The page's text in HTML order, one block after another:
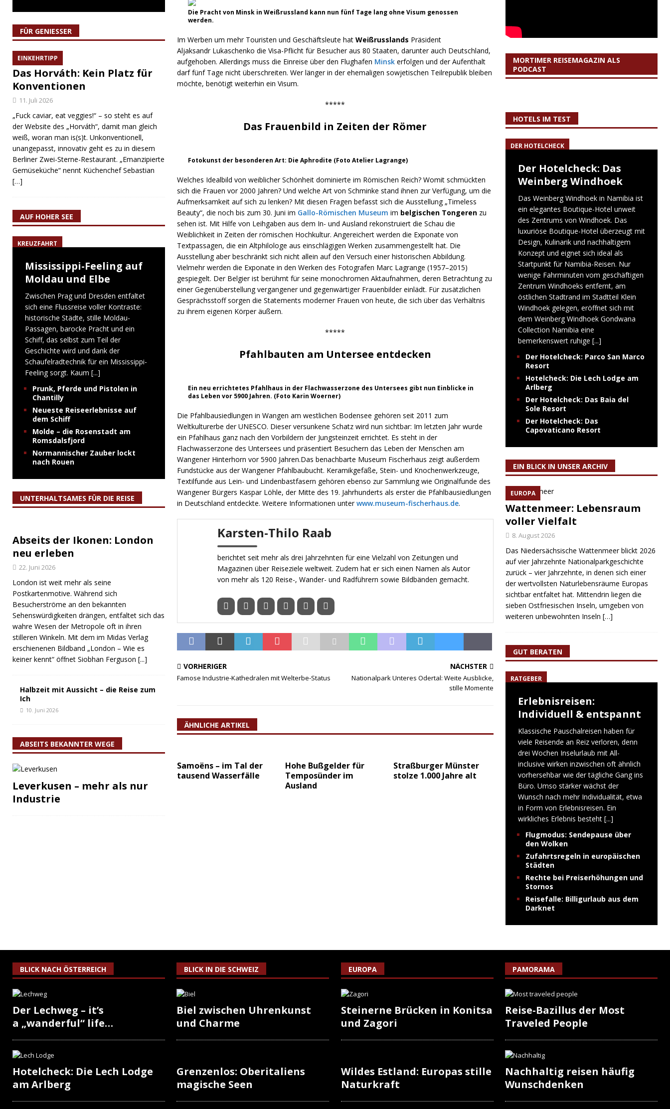
Die Pracht von Minsk in Weißrussland kann nun fünf Tage lang ohne Visum genossen
werden.
Im Werben um mehr Touristen und Geschäftsleute hat Weißrusslands Präsident
Aljaksandr Lukaschenko die Visa-Pflicht für Besucher aus 80 Staaten, darunter auch Deutschland,
aufgehoben. Allerdings muss die Einreise über den Flughafen Minskerfolgen und der Aufenthalt
darf fünf Tage nicht überschreiten. Wer länger in der ehemaligen sowjetischen Teilrepublik bleiben
möchte, benötigt weiterhin ein Visum.
*****
Das Frauenbild in Zeiten der Römer
Fotokunst der besonderen Art: Die Aphrodite (Foto Atelier Lagrange)
Welches Idealbild von weiblicher Schönheit dominierte im Römischen Reich? Womit schmückten
sich die Frauen vor 2000 Jahren? Und welche Art von Schminke stand ihnen zur Verfügung, um die
Aufmerksamkeit auf sich zu lenken? Mit diesen Fragen befasst sich die Ausstellung „Timeless
Beauty“, die noch bis zum 30. Juni im Gallo-Römischen Museum im belgischen Tongerenzu
sehen ist. Mit Hilfe von Leihgaben aus dem In- und Ausland rekonstruiert die Schau die
Weiblichkeit in Zeiten der römischen Hochkultur. Angereichert werden die Exponate von
Textpassagen, die ein Altphilologe aus einschlägigen Werken zusammengestellt hat. Die
Ausstellung aber beschränkt sich nicht allein auf den Versuch einer historischen Abbildung.
Vielmehr werden die Exponate in den Werken des Fotografen Marc Lagrange (1957–2015)
gespiegelt. Der Belgier ist berühmt für seine monochromen Aktaufnahmen, deren Betrachtung zu
einer Gegenüberstellung vergangener und gegenwärtiger Frauenbilder einlädt. Für zusätzlichen
Gesprächsstoff sorgen die Statements moderner Frauen von heute, die sich über das Verhältnis
zu ihrem eigenen Körper äußern.
*****
Pfahlbauten am Untersee entdecken
Ein neu errichtetes Pfahlhaus in der Flachwasserzone des Untersees gibt nun Einblicke in
das Leben vor 5900 Jahren. (Foto Karin Woerner)
Die Pfahlbausiedlungen in Wangen am westlichen Bodensee gehören seit 2011 zum
Weltkulturerbe derUNESCO. Dieser versunkene Schatz wird nun sichtbar: Im letzten Jahr wurde
ein Pfahlhaus ganz nach den Vorbildern der Jungsteinzeit errichtet. Es steht in der
Flachwasserzone des Untersees und präsentiert Besuchern das Leben der Menschen am
Wangener Hinterhorn vor 5900 Jahren.Das benachbarte Museum Fischerhaus zeigt außerdem
Fundstücke aus der Wangener Pfahlbaubucht. Keramikgefäße, Stein- und Knochenwerkzeuge,
Textilfunde aus Lein- und Lindenbastfasern gehören ebenso zur Sammlung wie Originalfunde des
Wangener Bürgers Kaspar Löhle, der Mitte des 19. Jahrhunderts als erster die Pfahlbausiedlungen
in Deutschland entdeckte. Weitere Informationen unterwww.museum-fischerhaus.de.
Karsten-Thilo Raab
berichtet seit mehr als drei Jahrzehnten für eine Vielzahl von Zeitungen und
Magazinen über Reiseziele weltweit. Zudem hat er sich einen Namen als Autor
von mehr als 120 Reise-, Wander- und Radführern sowie Bildbänden gemacht.
VORHERIGER
Famose Industrie-Kathedralen mit Welterbe-Status
NÄCHSTER
Nationalpark Unteres Odertal: Weite Ausblicke,
stille Momente
ÄHNLICHE ARTIKEL
Samoëns – im Tal der
tausend Wasserfälle
Hohe Bußgelder für
Temposünder im
Ausland
Straßburger Münster
stolze 1.000 Jahre alt
FÜR GENIESSER
EINKEHRTIPP
Das Horváth: Kein Platz für
Konventionen
11. Juli 2026
„Fuck caviar, eat veggies!“ – so steht es auf
der Website des „Horváth“, damit man gleich
weiß, woran man is(s)t. Unkonventionell,
unangepasst, innovativ geht es zu in diesem
Berliner Zwei-Sterne-Restaurant. „Emanzipierte
Gemüseküche“ nennt Küchenchef Sebastian
[…]
AUF HOHER SEE
KREUZFAHRT
Mississippi-Feeling auf
Moldau und Elbe
Zwischen Prag und Dresden entfaltet
sich eine Flussreise voller Kontraste:
historische Städte, stille Moldau-
Passagen, barocke Pracht und ein
Schiff, das selbst zum Teil der
Geschichte wird und dank der
Schaufelradtechnik für ein Mississippi-
Feeling sorgt. Kaum [...]
Prunk, Pferde und Pistolen in
Chantilly
Neueste Reiseerlebnisse auf
dem Schiff
Molde – die Rosenstadt am
Romsdalsfjord
Normannischer Zauber lockt
nach Rouen
UNTERHALTSAMES FÜR DIE REISE
Abseits der Ikonen: London
neu erleben
22. Juni 2026
London ist weit mehr als seine
Postkartenmotive. Während sich
Besucherströme an den bekannten
Sehenswürdigkeiten drängen, entfaltet sich das
wahre Wesen der Metropole oft in ihren
stilleren Winkeln. Mit dem im Midas Verlag
erschienenen Bildband „London – Wie es
keiner kennt“ öffnet Siobhan Ferguson [...]
Halbzeit mit Aussicht – die Reise zum
Ich
10. Juni 2026
ABSEITS BEKANNTER WEGE
Leverkusen – mehr als nur
Industrie
MORTIMER REISEMAGAZIN ALS
PODCAST
HOTELS IM TEST
DER HOTELCHECK
Der Hotelcheck: Das
Weinberg Windhoek
Das Weinberg Windhoek in Namibia ist
ein elegantes Boutique-Hotel unweit
des Zentrums von Windhoek. Das
luxuriöse Boutique-Hotel überzeugt mit
Design, Kulinarik und nachhaltigem
Konzept und eignet sich ideal als
Startpunkt für Namibia-Reisen. Nur
wenige Fahrminuten vom geschäftigen
Zentrum Windhoeks entfernt, am
östlichen Stadtrand im Stadtteil Klein
Windhoek gelegen, eröffnet sich mit
dem Weinberg Windhoek Gondwana
Collection Namibia eine
bemerkenswert ruhige [...]
Der Hotelcheck: Parco San Marco
Resort
Hotelcheck: Die Lech Lodge am
Arlberg
Der Hotelcheck: Das Baia del
Sole Resort
Der Hotelcheck: Das
Capovaticano Resort
EIN BLICK IN UNSER ARCHIV
EUROPA
Wattenmeer: Lebensraum
voller Vielfalt
8. August 2026
Das Niedersächsische Wattenmeer blickt 2026
auf vier Jahrzehnte Nationalparkgeschichte
zurück – vier Jahrzehnte, in denen sich einer
der wertvollsten Naturlebensräume Europas
sichtbar entfaltet hat. Mittendrin liegen die
sieben Ostfriesischen Inseln, umgeben von
weiteren unbewohnten Inseln […]
GUT BERATEN
RATGEBER
Erlebnisreisen:
Individuell & entspannt
Klassische Pauschalreisen haben für
viele Reisende an Reiz verloren, denn
drei Wochen Inselurlaub mit All-
inclusive wirken inzwischen oft ähnlich
vorhersehbar wie der tägliche Gang ins
Büro. Umso stärker wächst der
Wunsch nach mehr Individualität, etwa
in Form von Erlebnisreisen. Ein
wirkliches Erlebnis besteht [...]
Flugmodus: Sendepause über
den Wolken
Zufahrtsregeln in europäischen
Städten
Rechte bei Preiserhöhungen und
Stornos
Reisefalle: Billigurlaub aus dem
Darknet
BLICK NACH ÖSTERREICH
Der Lechweg – it’s
a „wanderful“ life…
Hotelcheck: Die Lech Lodge
am Arlberg
BLICK IN DIE SCHWEIZ
Biel zwischen Uhrenkunst
und Charme
Grenzenlos: Oberitaliens
magische Seen
EUROPA
Steinerne Brücken in Konitsa
und Zagori
Wildes Estland: Europas stille
Naturkraft
PAMORAMA
Reise-Bazillus der Most
Traveled People
Nachhaltig reisen häufig
Wunschdenken